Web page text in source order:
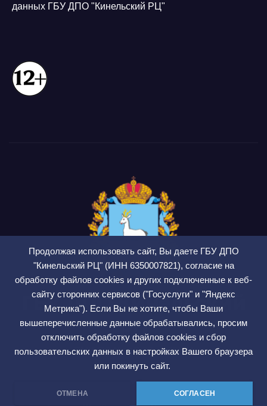
Продолжая использовать сайт, Вы даете ГБУ ДПО
"Кинельский РЦ" (ИНН 6350007821), согласие на
обработку файлов cookies и других подключенные к веб-
сайту сторонних сервисов ("Госуслуги" и "Яндекс
Метрика"). Если Вы не хотите, чтобы Ваши
вышеперечисленные данные обрабатывались, просим
отключить обработку файлов cookies и сбор
пользовательских данных в настройках Вашего браузера
или покинуть сайт.
ОТМЕНА СОГЛАСЕН
данных ГБУ ДПО "Кинельский РЦ"
ГБУ ДПО Кинельский
РЦ
СМИ ЭЛ № ФС 77 — 75564